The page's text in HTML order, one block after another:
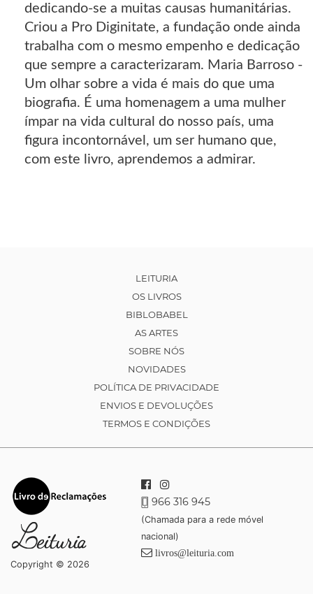
dedicando-se a muitas causas humanitárias.
Criou a Pro Diginitate, a fundação onde ainda
trabalha com o mesmo empenho e dedicação
que sempre a caracterizaram. Maria Barroso -
Um olhar sobre a vida é mais do que uma
biografia. É uma homenagem a uma mulher
ímpar na vida cultural do nosso país, uma
figura incontornável, um ser humano que,
com este livro, aprendemos a admirar.
LEITURIA
OS LIVROS
BIBLOBABEL
AS ARTES
SOBRE NÓS
NOVIDADES
POLÍTICA DE PRIVACIDADE
ENVIOS E DEVOLUÇÕES
TERMOS E CONDIÇÕES
Copyright © 2026
966 316 945
(Chamada para a rede móvel
nacional)
livros@leituria.com